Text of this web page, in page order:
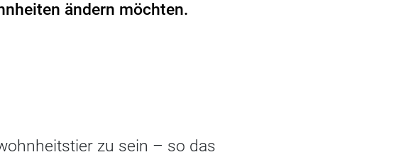
ändern möchten.
zu sein – so das